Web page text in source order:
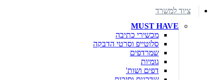
ציוד למשרד
MUST HAVE
מכשירי כתיבה
סלוטייפ וסרטי הדבקה
שמרדפים
גומיות
דפים ושות'